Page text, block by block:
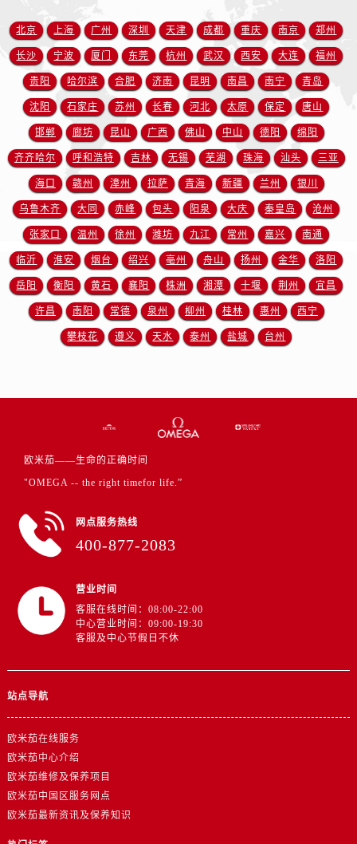
江苏省连云港市海州区通灌北路欧米茄售后服务中心（需提前预约）
江苏省南京市秦淮区中山南路1号南京中心22层22-C1-C3室欧米茄售后服务中心（需提前预约）
江苏省宿迁市宿城区西湖路欧米茄售后服务中心（需提前预约）
江苏省泰州市海陵区永定东路399号置地商务中心东塔（华润万象城）17层1706室欧米茄售后服务中心（需提前预约）
江苏省徐州市鼓楼区淮海东路29号苏宁广场IFC国际金融中心35层3508室欧米茄售后服务中心（需提前预约）
江苏省盐城市盐都区世纪大道5号盐城金融城写字楼1号楼16层1604室欧米茄售后服务中心（需提前预约）
江苏省扬州市邗江区国展路29号星耀天地写字楼1号楼18层1803室欧米茄售后服务中心（需提前预约）
江苏省镇江市京口区中山东路欧米茄售后服务中心（需提前预约）
江西省抚州市临川区赣东大道欧米茄售后服务中心（需提前预约）
江西省赣州市章贡区文清路欧米茄售后服务中心（需提前预约）
江西省吉安市吉州区井冈山大道欧米茄售后服务中心（需提前预约）
江西省景德镇市珠山区珠山中路欧米茄售后服务中心（需提前预约）
江西省九江市浔阳区浔阳路欧米茄售后服务中心（需提前预约）
江西省南昌市红谷滩新区红谷中大道998号绿地双子塔（中央广场）A1座办公楼14层1407室欧米茄售后服务中心（需提前预约）
山东省枣庄市滕州市北辛路与善国路交叉口欧米茄售后服务中心（需提前预约）
上海市黄浦区南京东路299号宏伊国际广场写字楼8层806室欧米茄售后服务中心（需提前预约）
北京 上海 广州 深圳 天津 成都 重庆 南京 郑州
长沙 宁波 厦门 东莞 杭州 武汉 西安 大连 福州
贵阳 哈尔滨 合肥 济南 昆明 南昌 南宁 青岛
沈阳 石家庄 苏州 长春 河北 太原 保定 唐山
邯郸 廊坊 昆山 广西 佛山 中山 德阳 绵阳
齐齐哈尔 呼和浩特 吉林 无锡 芜湖 珠海 汕头 三亚
海口 赣州 漳州 拉萨 青海 新疆 兰州 银川
乌鲁木齐 大同 赤峰 包头 阳泉 大庆 秦皇岛 沧州
张家口 温州 徐州 潍坊 九江 常州 嘉兴 南通
临沂 淮安 烟台 绍兴 亳州 舟山 扬州 金华 洛阳
岳阳 衡阳 黄石 襄阳 株洲 湘潭 十堰 荆州 宜昌
许昌 南阳 常德 泉州 柳州 桂林 惠州 西宁
攀枝花 遵义 天水 泰州 盐城 台州
欧米茄——生命的正确时间
"OMEGA -- the right timefor life.”
网点服务热线
400-877-2083
营业时间
客服在线时间：08:00-22:00
中心营业时间：09:00-19:30
客服及中心节假日不休
站点导航
欧米茄在线服务
欧米茄中心介绍
欧米茄维修及保养项目
欧米茄中国区服务网点
欧米茄最新资讯及保养知识